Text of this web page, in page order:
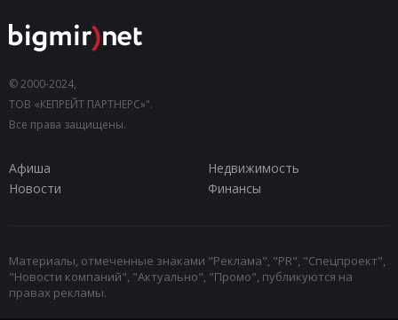
© 2000-2024,
ТОВ «КЕПРЕЙТ ПАРТНЕРС»".
Все права защищены.
Афиша
Недвижимость
Новости
Финансы
Материалы, отмеченные знаками "Реклама", "PR", "Спецпроект",
"Новости компаний", "Актуально", "Промо", публикуются на
правах рекламы.